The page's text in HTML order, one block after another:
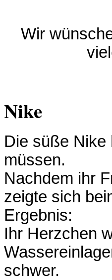
Wir
Nike
Die süße Nike
müssen.
Nachdem ihr
zeigte sich
Ergebnis:
Ihr Herzchen
schwer.